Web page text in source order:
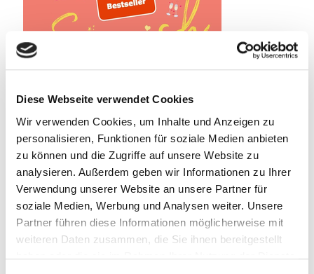
Diese Webseite verwendet Cookies
Wir verwenden Cookies, um Inhalte und Anzeigen zu
personalisieren, Funktionen für soziale Medien anbieten
zu können und die Zugriffe auf unsere Website zu
analysieren. Außerdem geben wir Informationen zu Ihrer
Verwendung unserer Website an unsere Partner für
soziale Medien, Werbung und Analysen weiter. Unsere
Partner führen diese Informationen möglicherweise mit
weiteren Daten zusammen, die Sie ihnen bereitgestellt